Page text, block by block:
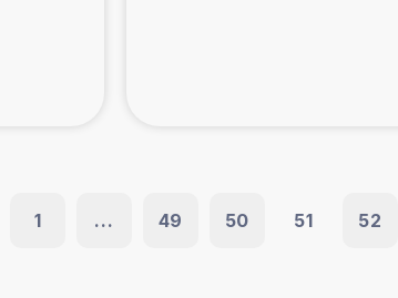
1 ... 49 50 51 52